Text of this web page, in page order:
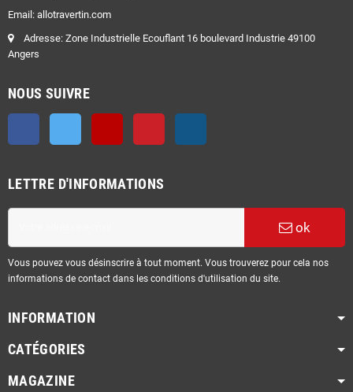
Email: allotravertin.com
Adresse: Zone Industrielle Ecouflant 16 boulevard Industrie 49100
Angers
NOUS SUIVRE
Facebook Twitter YouTube
LETTRE D'INFORMATIONS
ok
Vous pouvez vous désinscrire à tout moment. Vous trouverez pour cela nos
informations de contact dans les conditions d'utilisation du site.
INFORMATION
CATÉGORIES
MAGAZINE